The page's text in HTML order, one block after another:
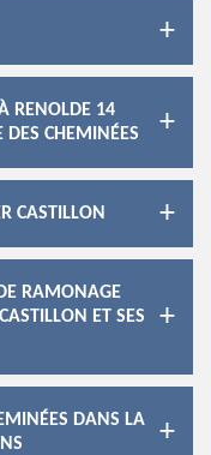
RENOLDE 14
CHEMINÉES
CASTILLON
RAMONAGE
ET SES
DANS LA